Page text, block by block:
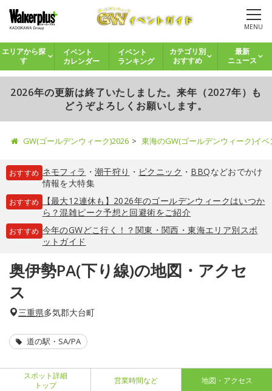
MENU
エリアから探
す
イベント
カレンダー
イベント
ランキング
カテゴリ別
おすすめ
最新
ニュース
2026年の更新は終了いたしました。来年（2027年）も
どうぞよろしくお願いします。
GW(ゴールデンウィーク)2026 東海のGW(ゴールデンウィーク)イ
おすすめ ネモフィラ ・ 潮干狩り ・ ピクニック ・ BBQなどおでかけ
情報を大特集
おすすめ
【最大12連休も】2026年のゴールデンウィークはいつか
ら？混雑ピーク予想と回避術をご紹介
おすすめ 今年のGWどこ行く！？関東・関西・東海エリア別スポ
ットガイド
奥伊勢PA(下り線)の地図・アクセ
ス
三重県多気郡大台町
道の駅・SA/PA
スポット詳細
トップ
営業時間など 地図・アクセス